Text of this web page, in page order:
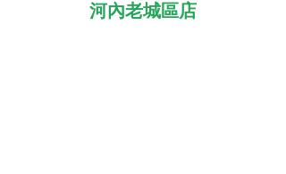
河內老城區店